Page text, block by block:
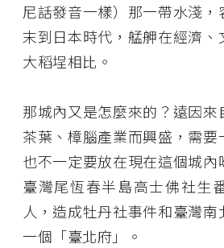
尼話發音一樣）那一帶水淺
末到日本時代，艋舺在經濟、
大稻埕相比。
那城內又是怎麼來的？遠因來
茶葉、樟腦產業而興盛，需要
也不一定要放在現在這個城內
臺灣尾恆春半島高士佛社生
人，造成牡丹社事件和臺灣
一個「臺北府」。